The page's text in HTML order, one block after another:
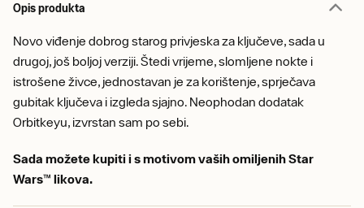
Opis produkta
Novo viđenje dobrog starog privjeska za ključeve, sada u
drugoj, još boljoj verziji. Štedi vrijeme, slomljene nokte i
istrošene živce, jednostavan je za korištenje, sprječava
gubitak ključeva i izgleda sjajno. Neophodan dodatak
Orbitkeyu, izvrstan sam po sebi.
Sada možete kupiti i s motivom vaših omiljenih Star
Wars™ likova.